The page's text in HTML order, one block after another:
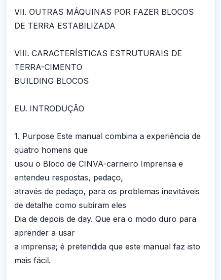
VII. OUTRAS MÁQUINAS POR FAZER BLOCOS
DE TERRA ESTABILIZADA
VIII. CARACTERÍSTICAS ESTRUTURAIS DE
TERRA-CIMENTO
BUILDING BLOCOS
EU. INTRODUÇÃO
1. Purpose Este manual combina a experiência de
quatro homens que
usou o Bloco de CINVA-carneiro Imprensa e
entendeu respostas, pedaço,
através de pedaço, para os problemas inevitáveis
de detalhe como subiram eles
Dia de depois de day. Que era o modo duro para
aprender a usar
a imprensa; é pretendida que este manual faz isto
mais fácil.